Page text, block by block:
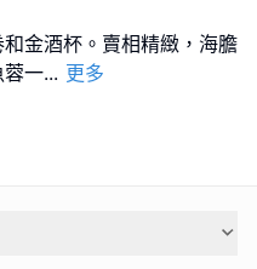
金酒杯。賣相精緻，海膽
蓉一... 更多